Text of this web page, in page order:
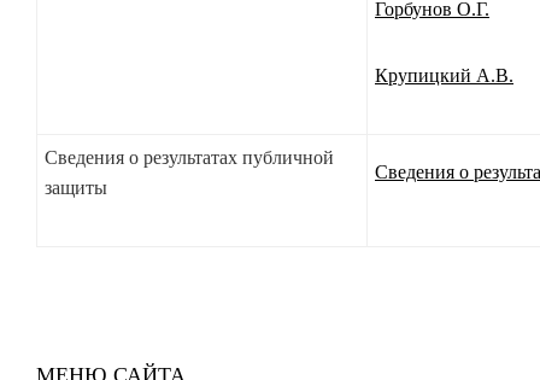
Горбунов О.Г.
Крупицкий А.В.
Сведения о результатах публичной
защиты
Сведения о